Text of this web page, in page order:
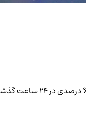
درصدی در 24 ساعت گذشته، همچنان یکی از پرمعامله‌ترین ارزها است. قیمت فعلی اتریوم